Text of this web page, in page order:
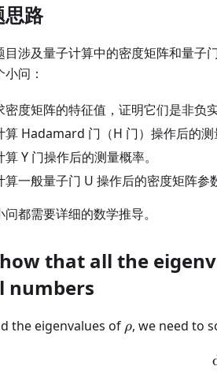
思路
目涉及量子计算中的密度矩阵和量子
问：
密度矩阵的特征值，证明它们是非负实
算 Hadamard 门（H 门）操作后的测
算 Y 门操作后的测量概率。
算一般量子门 U 操作后的密度矩阵参
问都需要详细的数学推导。
that all the
numbers
the eigenvalues of \rho
ρ, we need to